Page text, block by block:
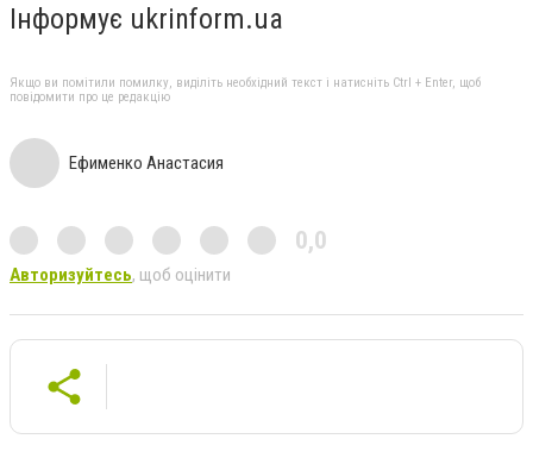
Інформує ukrinform.ua
Якщо ви помітили помилку, виділіть необхідний текст і натисніть Ctrl + Enter, щоб
повідомити про це редакцію
Ефименко Анастасия
0,0
Авторизуйтесь, щоб оцінити